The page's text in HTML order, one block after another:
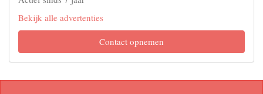
Bekijk alle advertenties
Contact opnemen